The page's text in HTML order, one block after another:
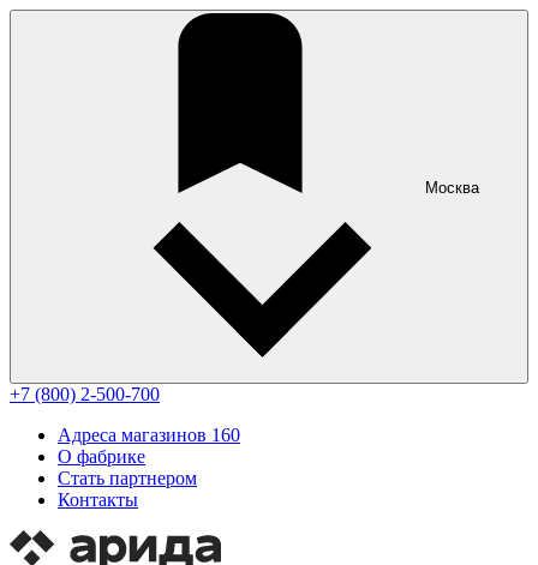
Москва
+7 (800) 2-500-700
Адреса магазинов 160
О фабрике
Стать партнером
Контакты